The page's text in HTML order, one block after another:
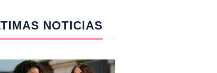
NOTICIAS